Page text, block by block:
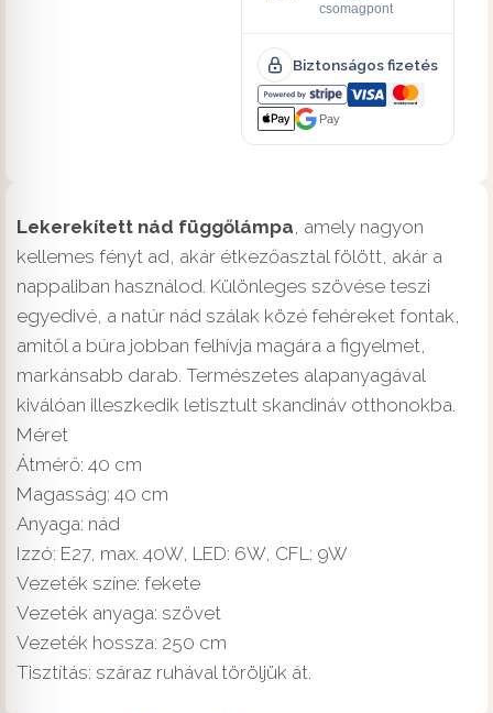
csomagpont
Biztonságos fizetés
Pay
Lekerekített nád függőlámpa, amely nagyon
kellemes fényt ad, akár étkezőasztal fölött, akár a
nappaliban használod. Különleges szövése teszi
egyedivé, a natúr nád szálak közé fehéreket fontak,
amitől a búra jobban felhívja magára a figyelmet,
markánsabb darab. Természetes alapanyagával
kiválóan illeszkedik letisztult skandináv otthonokba.
Méret
Átmérő: 40 cm
Magasság: 40 cm
Anyaga: nád
Izzó: E27, max. 40W, LED: 6W, CFL: 9W
Vezeték színe: fekete
Vezeték anyaga: szövet
Vezeték hossza: 250 cm
Tisztítás: száraz ruhával töröljük át.